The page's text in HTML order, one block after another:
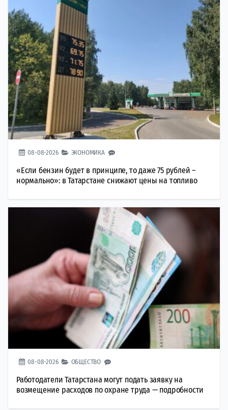
08-08-2026 ЭКОНОМИКА
«Если бензин будет в принципе, то даже 75 рублей –
нормально»: в Татарстане снижают цены на топливо
08-08-2026 ОБЩЕСТВО
Работодатели Татарстана могут подать заявку на
возмещение расходов по охране труда — подробности